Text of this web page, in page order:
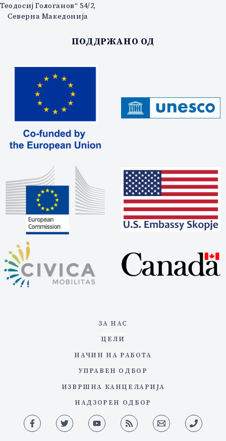
Теодосиј Гологанов“ 54/2,
Северна Македонија
ПОДДРЖАНО ОД
ЗА НАС
ЦЕЛИ
НАЧИН НА РАБОТА
УПРАВЕН ОДБОР
ИЗВРШНА КАНЦЕЛАРИЈА
НАДЗОРЕН ОДБОР